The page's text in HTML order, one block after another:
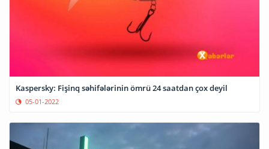
Kaspersky: Fişinq səhifələrinin ömrü 24 saatdan çox deyil
05-01-2022